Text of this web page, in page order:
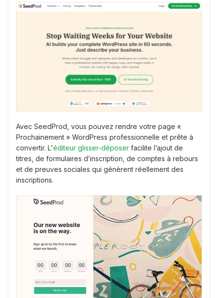
Avec SeedProd, vous pouvez rendre votre page «
Prochainement » WordPress professionnelle et prête à
convertir. L'éditeur glisser-déposer facilite l’ajout de
titres, de formulaires d’inscription, de comptes à rebours
et de preuves sociales qui génèrent réellement des
inscriptions.